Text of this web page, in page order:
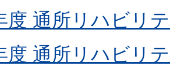
度 通所リハビリ
度 通所リハビリ